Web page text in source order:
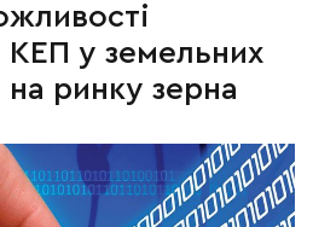
КЕП у земельних
на ринку зерна